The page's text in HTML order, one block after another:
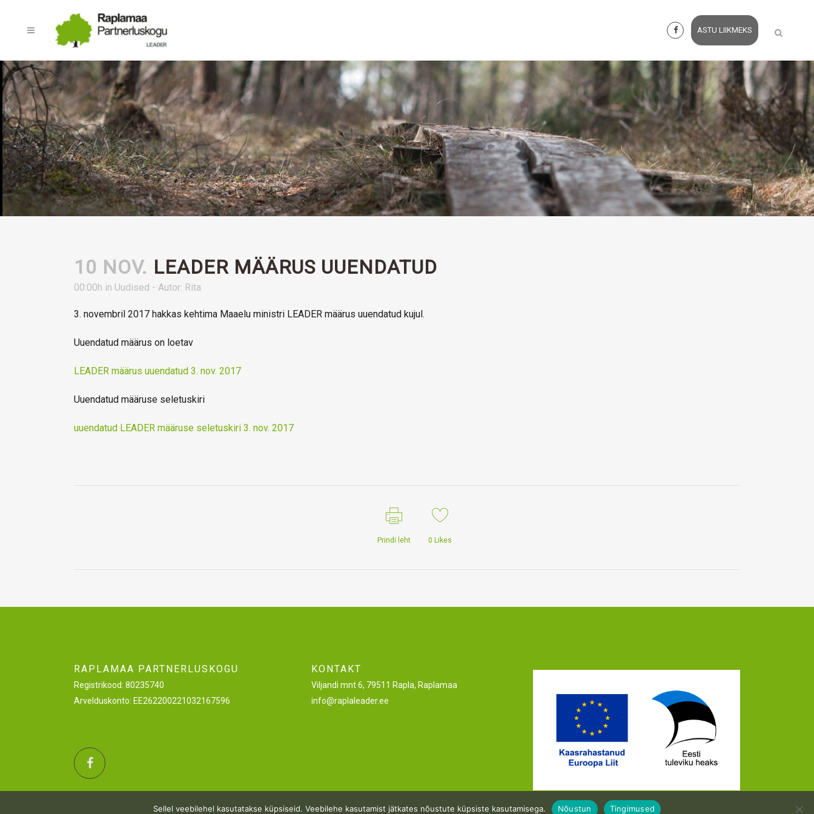
ASTU LIIKMEKS
10 NOV. LEADER MÄÄRUS UUENDATUD
00:00h in Uudised - Autor: Rita
3. novembril 2017 hakkas kehtima Maaelu ministri LEADER määrus uuendatud kujul.
Uuendatud määrus on loetav
LEADER määrus uuendatud 3. nov. 2017
Uuendatud määruse seletuskiri
uuendatud LEADER määruse seletuskiri 3. nov. 2017
Prindi leht 0 Likes
RAPLAMAA PARTNERLUSKOGU
Registrikood: 80235740
Arvelduskonto: EE262200221032167596
KONTAKT
Viljandi mnt 6, 79511 Rapla, Raplamaa
info@raplaleader.ee
Sellel veebilehel kasutatakse küpsiseid. Veebilehe kasutamist jätkates nõustute küpsiste kasutamisega. Nõustun Tingimused